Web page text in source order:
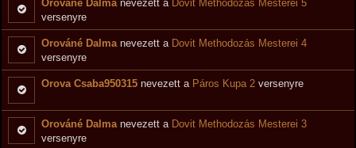
Orováné Dalma nevezett a Dovit Methodozás Mesterei 5
versenyre
Orováné Dalma nevezett a Dovit Methodozás Mesterei 4
versenyre
Orova Csaba950315 nevezett a Páros Kupa 2 versenyre
Orováné Dalma nevezett a Dovit Methodozás Mesterei 3
versenyre